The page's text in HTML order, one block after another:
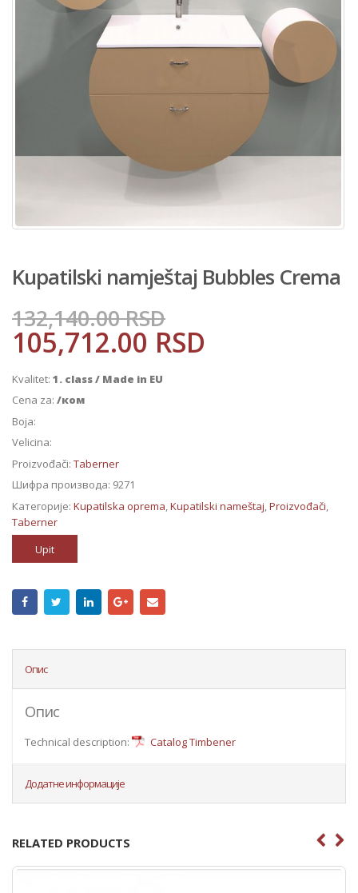
Kupatilski namještaj Bubbles Crema
132,140.00RSD
105,712.00 RSD
Kvalitet: 1. class / Made in EU
Cena za: /ком
Boja:
Velicina:
Proizvođači: Taberner
Шифра производа: 9271
Категорије: Kupatilska oprema,Kupatilski nameštaj,Proizvođači,
Taberner
Upit
Опис
Опис
Technical description: Catalog Timbener
Додатне информације
RELATED PRODUCTS